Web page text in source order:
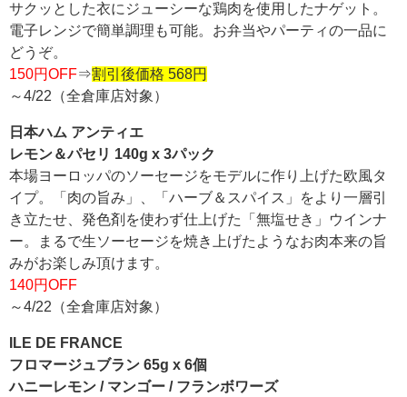
サクッとした衣にジューシーな鶏肉を使用したナゲット。
電子レンジで簡単調理も可能。お弁当やパーティの一品に
どうぞ。
150円OFF⇒割引後価格 568円
～4/22（全倉庫店対象）
日本ハム アンティエ
レモン＆パセリ 140g x 3パック
本場ヨーロッパのソーセージをモデルに作り上げた欧風タ
イプ。「肉の旨み」、「ハーブ＆スパイス」をより一層引
き立たせ、発色剤を使わず仕上げた「無塩せき」ウインナ
ー。まるで生ソーセージを焼き上げたようなお肉本来の旨
みがお楽しみ頂けます。
140円OFF
～4/22（全倉庫店対象）
ILE DE FRANCE
フロマージュブラン 65g x 6個
ハニーレモン / マンゴー / フランボワーズ